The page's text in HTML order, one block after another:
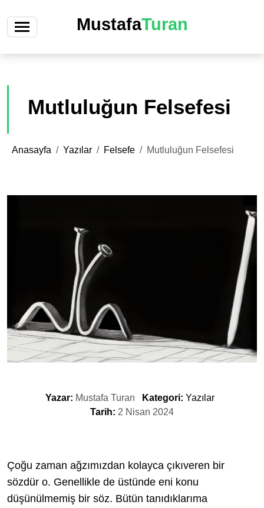
MustafaTuran
Mutluluğun Felsefesi
Anasayfa Yazılar Felsefe Mutluluğun Felsefesi
Yazar: Mustafa Turan Kategori: Yazılar
Tarih: 2 Nisan 2024
Çoğu zaman ağzımızdan kolayca çıkıveren bir
sözdür o. Genellikle de üstünde eni konu
düşünülmemiş bir söz. Bütün tanıdıklarıma